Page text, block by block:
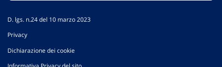
D. lgs. n.24 del 10 marzo 2023
Privacy
Dichiarazione dei cookie